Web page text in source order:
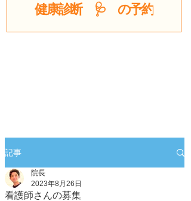
健康診断 🩺 の予約
記事
看護師さんの募集
院長
2023年8月26日